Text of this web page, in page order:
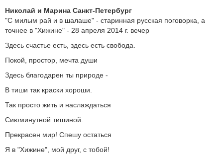
Николай и Марина Санкт-Петербург
"С милым рай и в шалаше" - старинная русская поговорка, а
точнее в "Хижине" - 28 апреля 2014 г. вечер
Здесь счастье есть, здесь есть свобода.
Покой, простор, мечта души
Здесь благодарен ты природе -
В тиши так краски хороши.
Так просто жить и наслаждаться
Сиюминутной тишиной.
Прекрасен мир! Спешу остаться
Я в "Хижине", мой друг, с тобой!